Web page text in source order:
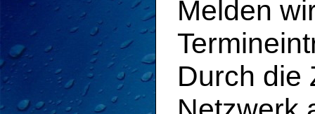
Melden
Durch die